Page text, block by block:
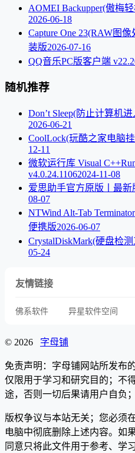
AOMEI Backupper(傲梅
2026-06-18
Capture One 23(RAW图
装版2026-07-16
QQ音乐PC版客户端
随机推荐
Don’t Sleep(防止计算机
2026-06-21
CoolLock(玩酷之家电脑
12-11
微软运行库 Visual
v4.0.24.11062024-11-08
爱思助手官方原版丨最新
08-07
NTWind Alt-Tab
便携版2026-06-07
CrystalDiskMark(硬盘检
05-24
友情链接
佛系软件 异星软件空间
© 2026 字母铺
免责声明：字母铺网站所发布
仅限用于学习和研究目的；不
途，否则一切后果请用户自负
版权争议与本站无关；您必须
电脑中彻底删除上述内容。如
同意只将此文件用于参考、学